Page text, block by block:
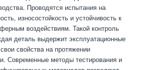
Проводятся испытания на
износостойкость и устойчивость к
воздействиям. Такой контроль
деталь выдержит эксплуатационные
свойства на протяжении
Современные методы тестирования и